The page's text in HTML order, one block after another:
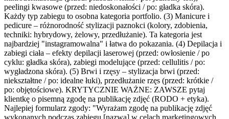
peelingi kwasowe (przed: niedoskonałości / po: gładka skóra).
Każdy typ zabiegu to osobna kategoria portfolio. (3) Manicure i
pedicure – różnorodność stylizacji paznokci (kolory, zdobienia,
techniki: hybrydowy, żelowy, przedłużanie). Ta kategoria jest
najbardziej "instagramowalna" i łatwa do pokazania. (4) Depilacja i
zabiegi ciała – efekty depilacji laserowej (przed: owłosienie / po
cyklu: gładka skóra), zabiegi modelujące (przed: cellulitis / po:
wygładzona skóra). (5) Brwi i rzęsy – stylizacja brwi (przed:
niekształtne / po: idealne łuki), przedłużanie rzęs (przed: krótkie /
po: objętościowe). KRYTYCZNIE WAŻNE: ZAWSZE pytaj
klientkę o pisemną zgodę na publikację zdjęć (RODO + etyka).
Najlepiej formularz zgody: "Wyrażam zgodę na publikację zdjęć